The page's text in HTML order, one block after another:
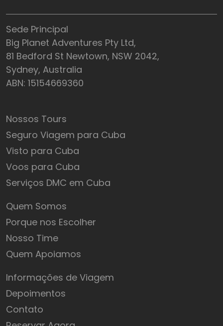
Sede Principal
Big Planet Adventures Pty Ltd,
81 Bedford St Newtown, NSW 2042,
Sydney, Australia
ABN: 15154669360
Nossos Tours
Seguro Viagem para Cuba
Visto para Cuba
Voos para Cuba
Serviços DMC em Cuba
Quem Somos
Porque nos Escolher
Nosso Time
Quem Apoiamos
Informações de Viagem
Depoimentos
Contato